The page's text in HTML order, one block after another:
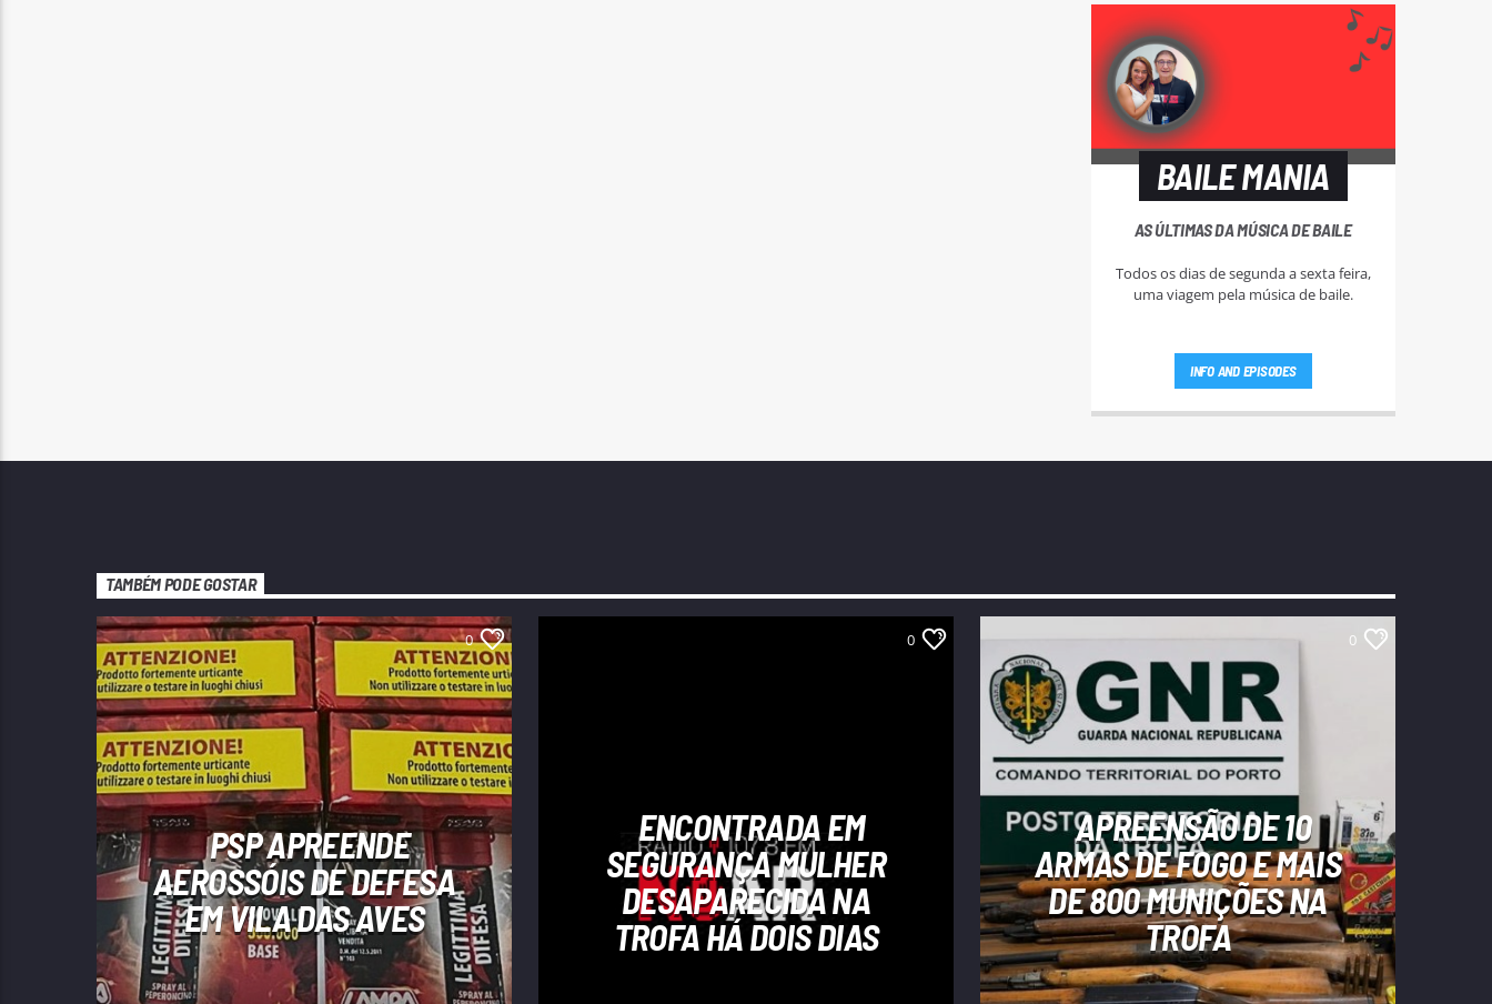
BAILE MANIA
AS ÚLTIMAS DA MÚSICA DE BAILE
Todos os dias de segunda a sexta feira,
uma viagem pela música de baile.
INFO AND EPISODES
TAMBÉM PODE GOSTAR
0
PSP APREENDE
AEROSSÓIS DE DEFESA
EM VILA DAS AVES
0
ENCONTRADA EM
SEGURANÇA MULHER
DESAPARECIDA NA
TROFA HÁ DOIS DIAS
0
APREENSÃO DE 10
ARMAS DE FOGO E MAIS
DE 800 MUNIÇÕES NA
TROFA